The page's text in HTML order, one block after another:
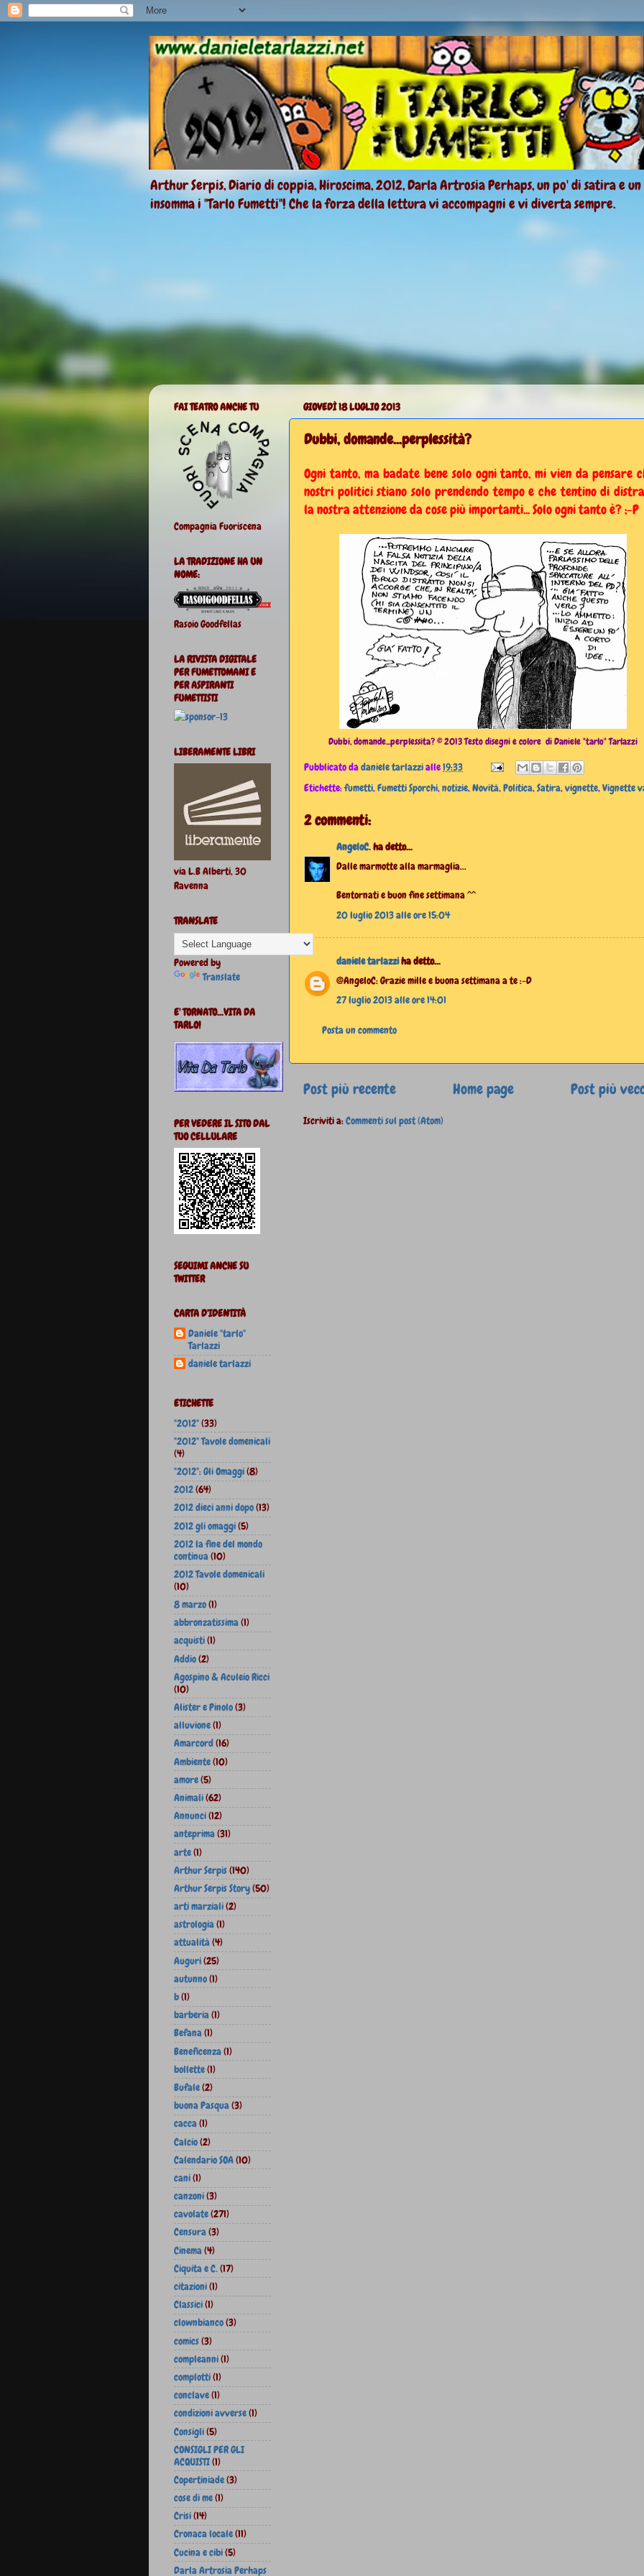
Arthur Serpis, Diario di coppia, Hiroscima, 2012, Darla Artrosia Perhaps, un po' di satira e
insomma i "Tarlo Fumetti"! Che la forza della lettura vi accompagni e vi diverta sempre.
GIOVEDÌ 18 LUGLIO 2013
Dubbi, domande...perplessità?
Ogni tanto, ma badate bene solo ogni tanto, mi vien da pensare
nostri politici stiano solo prendendo tempo e che tentino di
la nostra attenzione da cose più importanti... Solo ogni tanto è? ;-P
Dubbi, domande...perplessita? © 2013 Testo disegni e colore di Daniele "tarlo" Tarlazzi
Pubblicato dadaniele tarlazzialle19:33
Etichette:fumetti,Fumetti Sporchi,notizie,Novità,Politica,Satira,vignette,Vignette
2 commenti:
AngeloC.ha detto...
Dalle marmotte alla marmaglia...
Bentornati e buon fine settimana ^^
20 luglio 2013 alle ore 15:04
daniele tarlazziha detto...
@AngeloC: Grazie mille e buona settimana a te :-D
27 luglio 2013 alle ore 14:01
Posta un commento
Post più recente Post più
Home page
Iscriviti a:Commenti sul post (Atom)
FAI TEATRO ANCHE TU
Compagnia Fuoriscena
LA TRADIZIONE HA UN
NOME:
Rasoio Goodfellas
LA RIVISTA DIGITALE
PER FUMETTOMANI E
PER ASPIRANTI
FUMETTISTI
LIBERAMENTE LIBRI
via L.B Alberti, 30
Ravenna
TRANSLATE
Powered by
Translate
E' TORNATO...VITA DA
TARLO!
PER VEDERE IL SITO DAL
TUO CELLULARE
SEGUIMI ANCHE SU
TWITTER
CARTA D'IDENTITÀ
Daniele "tarlo"
Tarlazzi
daniele tarlazzi
ETICHETTE
"2012"(33)
"2012" Tavole domenicali
(4)
"2012": Gli Omaggi(8)
2012(64)
2012 dieci anni dopo(13)
2012 gli omaggi(5)
2012 la fine del mondo
continua(10)
2012 Tavole domenicali
(10)
8 marzo(1)
abbronzatissima(1)
acquisti(1)
Addio(2)
Agospino & Aculeio Ricci
(10)
Alister e Pinolo(3)
alluvione(1)
Amarcord(16)
Ambiente(10)
amore(5)
Animali(62)
Annunci(12)
anteprima(31)
arte(1)
Arthur Serpis(140)
Arthur Serpis Story(50)
arti marziali(2)
astrologia(1)
attualità(4)
Auguri(25)
autunno(1)
b(1)
barberia(1)
Befana(1)
Beneficenza(1)
bollette(1)
Bufale(2)
buona Pasqua(3)
cacca(1)
Calcio(2)
Calendario SOA(10)
cani(1)
canzoni(3)
cavolate(271)
Censura(3)
Cinema(4)
Ciquita e C.(17)
citazioni(1)
Classici(1)
clownbianco(3)
comics(3)
compleanni(1)
complotti(1)
conclave(1)
condizioni avverse(1)
Consigli(5)
CONSIGLI PER GLI
ACQUISTI(1)
Copertiniade(3)
cose di me(1)
Crisi(14)
Cronaca locale(11)
Cucina e cibi(5)
Darla Artrosia Perhaps